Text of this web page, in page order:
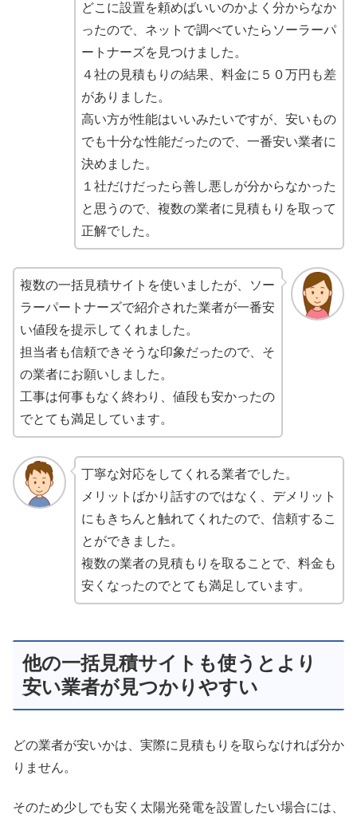
どこに設置を頼めばいいのかよく分からなか
ったので、ネットで調べていたらソーラーパ
ートナーズを見つけました。
４社の見積もりの結果、料金に５０万円も差
がありました。
高い方が性能はいいみたいですが、安いもの
でも十分な性能だったので、一番安い業者に
決めました。
１社だけだったら善し悪しが分からなかった
と思うので、複数の業者に見積もりを取って
正解でした。
複数の一括見積サイトを使いましたが、ソー
ラーパートナーズで紹介された業者が一番安
い値段を提示してくれました。
担当者も信頼できそうな印象だったので、そ
の業者にお願いしました。
工事は何事もなく終わり、値段も安かったの
でとても満足しています。
丁寧な対応をしてくれる業者でした。
メリットばかり話すのではなく、デメリット
にもきちんと触れてくれたので、信頼するこ
とができました。
複数の業者の見積もりを取ることで、料金も
安くなったのでとても満足しています。
他の一括見積サイトも使うとより
安い業者が見つかりやすい
どの業者が安いかは、実際に見積もりを取らなければ分か
りません。
そのため少しでも安く太陽光発電を設置したい場合には、